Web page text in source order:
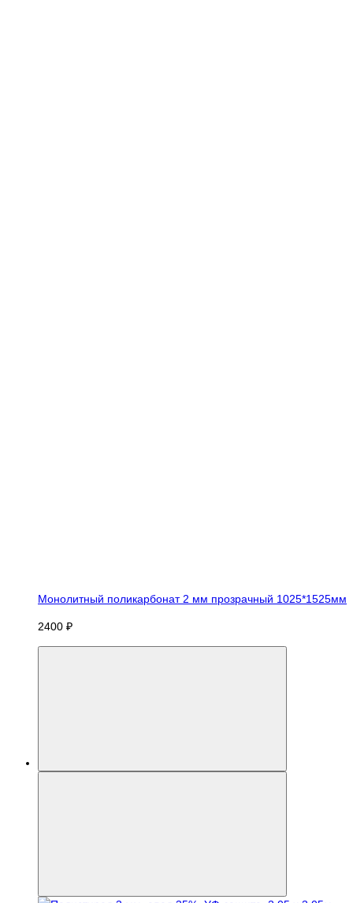
Монолитный поликарбонат 2 мм прозрачный 1025*1525мм
2400 ₽